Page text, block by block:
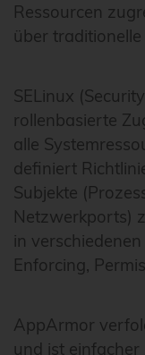
Ressourcen
über
SELinux
rollenbasierte
alle
definiert
Subjekte
Netzwerkports)
in
Enforcing,
AppArmor
und ist einfacher